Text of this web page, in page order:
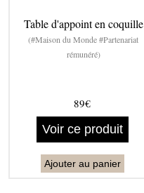
Table d'appoint en coquille
(#Maison du Monde #Partenariat
rémunéré)
89€
Voir ce produit
Ajouter au panier